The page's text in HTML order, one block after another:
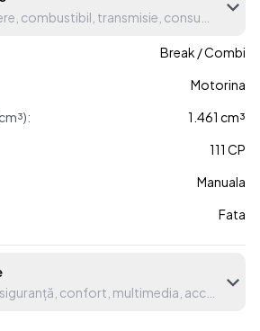
combustibil, transmisie, consum etc.
Break / Combi
Motorina
1.461 cm³
111 CP
Manuala
Fata
confort, multimedia, accesorii